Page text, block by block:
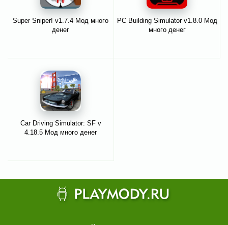
Super Sniper! v1.7.4 Мод много
денег
PC Building Simulator v1.8.0 Мод
много денег
Car Driving Simulator: SF v
4.18.5 Мод много денег